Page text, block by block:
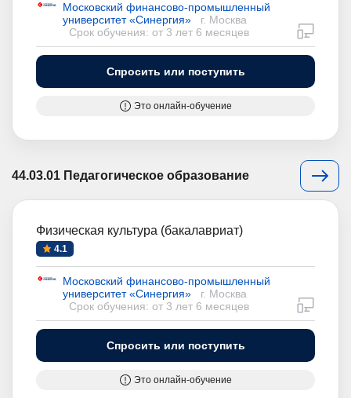
Московский финансово-промышленный
университет «Синергия»
г. Москва
Срок обучения: от 3 лет 6 месяцев
Спросить или поступить
Это онлайн-обучение
44.03.01 Педагогическое образование
Физическая культура (бакалавриат)
4.1
Московский финансово-промышленный
университет «Синергия»
г. Москва
Срок обучения: от 3 лет 6 месяцев
Спросить или поступить
Это онлайн-обучение